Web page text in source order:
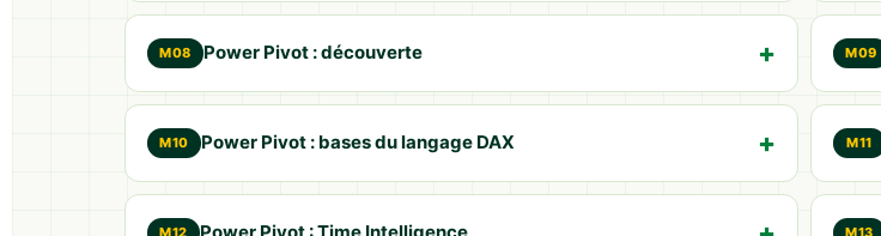
M08 Power Pivot : découverte M09
M10 Power Pivot : bases du langage DAX M11
M12 M13